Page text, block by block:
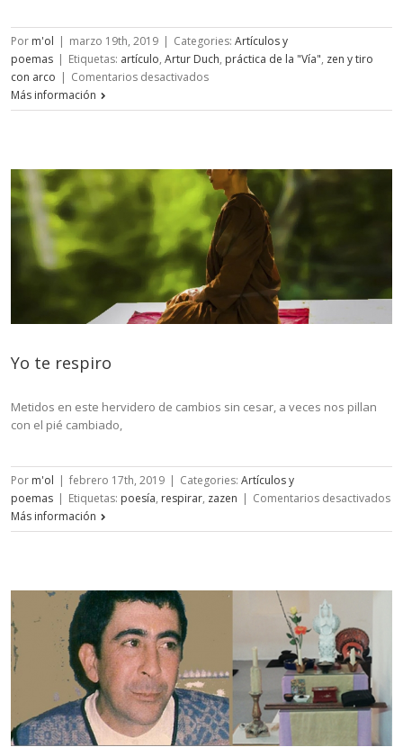
Por m'ol | marzo 19th, 2019 | Categories: Artículos y
poemas | Etiquetas: artículo, Artur Duch, práctica de la "Vía", zen y tiro
con arco | Comentarios desactivadosen
con
espiritualidad
–
parte
Más información
Yo te respiro
Metidos en este hervidero de cambios sin cesar, a veces nos pillan
con el pié cambiado,
Por m'ol | febrero 17th, 2019 | Categories: Artículos y
poemas | Etiquetas: poesía, respirar, zazen | Comentarios desactivadosen
te
Más información